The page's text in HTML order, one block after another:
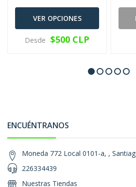
VER OPCIONES
Desde $500 CLP
ENCUÉNTRANOS
Moneda 772 Local 0101-a, ,
226334439
Nuestras Tiendas